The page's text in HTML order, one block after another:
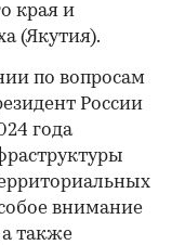
края и
(Якутия).
по вопросам
России
года
внимание
также